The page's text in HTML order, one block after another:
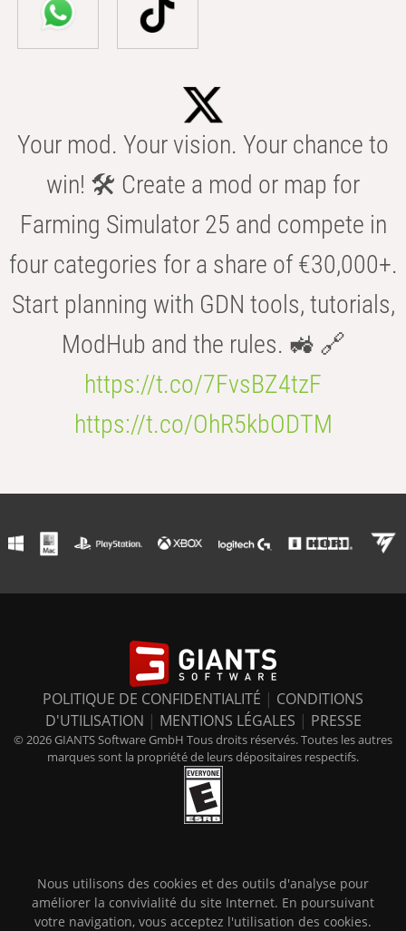
Your mod. Your vision. Your chance to
win! 🛠️ Create a mod or map for
Farming Simulator 25 and compete in
four categories for a share of €30,000+.
Start planning with GDN tools, tutorials,
ModHub and the rules. 🚜 🔗
https://t.co/7FvsBZ4tzF
https://t.co/OhR5kbODTM
POLITIQUE DE CONFIDENTIALITÉ | CONDITIONS
D'UTILISATION | MENTIONS LÉGALES | PRESSE
© 2026 GIANTS Software GmbH Tous droits réservés. Toutes les autres
marques sont la propriété de leurs dépositaires respectifs.
Nous utilisons des cookies et des outils d'analyse pour
améliorer la convivialité du site Internet. En poursuivant
votre navigation, vous acceptez l'utilisation des cookies.